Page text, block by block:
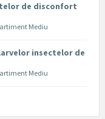
de disconfort
Mediu
insectelor de
Mediu